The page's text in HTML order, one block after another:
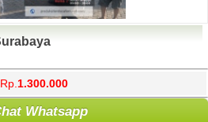
Rp. 1.300.000
Whatsapp